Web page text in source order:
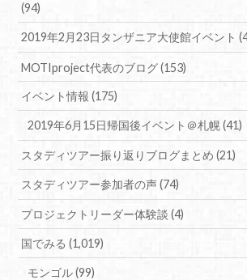
(94)
2019年2月23日タンザニア大使館イベント
MOTIproject代表のブログ(153)
イベント情報(175)
2019年6月15日帰国後イベント＠札幌(41)
スタディツアー振り返りブログまとめ(21)
スタディツアー参加者の声(74)
プロジェクトリーダー体験談(4)
国でみる(1,019)
モンゴル(99)